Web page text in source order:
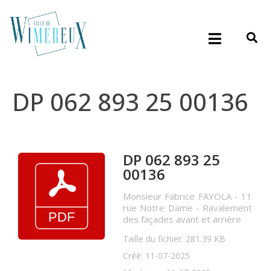
DP 062 893 25 00136
DP 062 893 25
00136
Monsieur Fabrice FAYOLA - 11
rue Notre Dame - Ravalement
des façades avant et arrière
Taille du fichier: 281.39 KB
Créé: 11-07-2025